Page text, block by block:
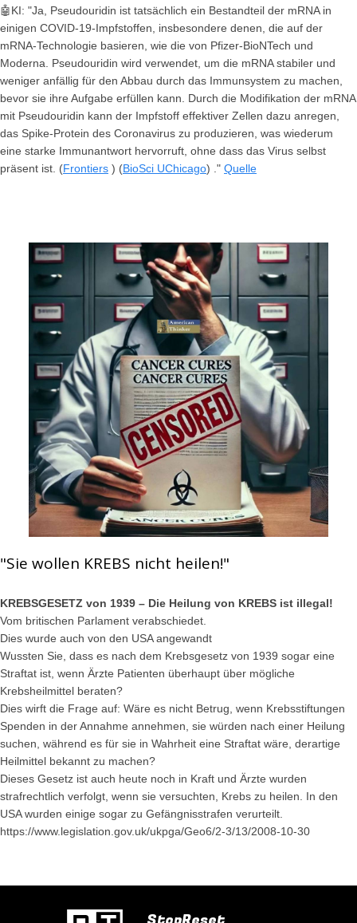
🤖KI: "Ja, Pseudouridin ist tatsächlich ein Bestandteil der mRNA in
einigen COVID-19-Impfstoffen, insbesondere denen, die auf der
mRNA-Technologie basieren, wie die von Pfizer-BioNTech und
Moderna. Pseudouridin wird verwendet, um die mRNA stabiler und
weniger anfällig für den Abbau durch das Immunsystem zu machen,
bevor sie ihre Aufgabe erfüllen kann. Durch die Modifikation der mRNA
mit Pseudouridin kann der Impfstoff effektiver Zellen dazu anregen,
das Spike-Protein des Coronavirus zu produzieren, was wiederum
eine starke Immunantwort hervorruft, ohne dass das Virus selbst
präsent ist. (Frontiers ) (BioSci UChicago) ." Quelle
"Sie wollen KREBS nicht heilen!"
KREBSGESETZ von 1939 – Die Heilung von KREBS ist illegal!
Vom britischen Parlament verabschiedet.
Dies wurde auch von den USA angewandt
Wussten Sie, dass es nach dem Krebsgesetz von 1939 sogar eine
Straftat ist, wenn Ärzte Patienten überhaupt über mögliche
Krebsheilmittel beraten?
Dies wirft die Frage auf: Wäre es nicht Betrug, wenn Krebsstiftungen
Spenden in der Annahme annehmen, sie würden nach einer Heilung
suchen, während es für sie in Wahrheit eine Straftat wäre, derartige
Heilmittel bekannt zu machen?
Dieses Gesetz ist auch heute noch in Kraft und Ärzte wurden
strafrechtlich verfolgt, wenn sie versuchten, Krebs zu heilen. In den
USA wurden einige sogar zu Gefängnisstrafen verurteilt.
https://www.legislation.gov.uk/ukpga/Geo6/2-3/13/2008-10-30